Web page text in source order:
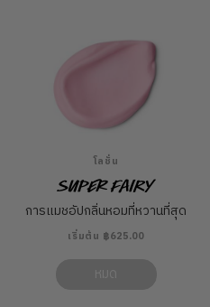
โลชั่น
Super Fairy
การแมชอัปกลิ่นหอมที่หวานที่สุด
เริ่มต้น ฿625.00